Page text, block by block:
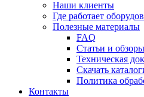
Наши клиенты
Где работает
Полезные материалы
FAQ
Статьи и обзоры
Техническая
Скачать
Политика
Контакты